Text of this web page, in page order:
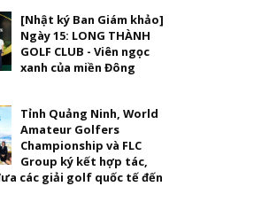
[Nhật ký Ban Giám khảo]
Ngày 15: LONG THÀNH
GOLF CLUB - Viên ngọc
xanh của miền Đông
Tỉnh Quảng Ninh, World
Amateur Golfers
Championship và FLC
Group ký kết hợp tác,
các giải golf quốc tế đến